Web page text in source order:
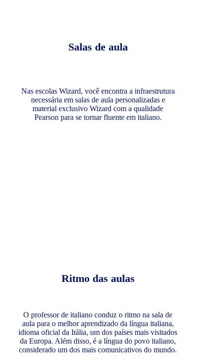
Salas de aula
Nas escolas Wizard, você encontra a infraestrutura
necessária em salas de aula personalizadas e
material exclusivo Wizard com a qualidade
Pearson para se tornar fluente em italiano.
Ritmo das aulas
O professor de italiano conduz o ritmo na sala de
aula para o melhor aprendizado da língua italiana,
idioma oficial da Itália, um dos países mais visitados
da Europa. Além disso, é a língua do povo italiano,
considerado um dos mais comunicativos do mundo.